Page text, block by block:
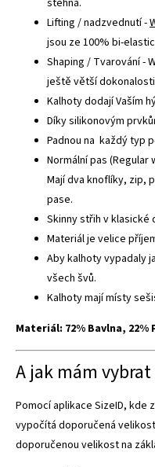
stehna.
Lifting / nadzvednutí -
jsou ze 100% bi-
Shaping / Tvarování -
ještě větší
Kalhoty dodají Vaším
Díky silikonovým
Padnou na každý typ
Normální pas
Mají dva knoflíky, zip,
pase.
Skinny střih v klasické
Materiál je velice
Aby kalhoty vypadaly
všech švů.
Kalhoty mají místy
Materiál: 72% Bavlna,
A jak mám
Pomocí aplikace SizeID, kde
vypočítá doporučená
doporučenou velikost na